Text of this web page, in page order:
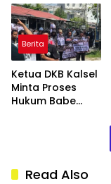
Hidup Dayak
Meratus
Berita
Ketua DKB Kalsel
Minta Proses
Hukum Babe
Read Also